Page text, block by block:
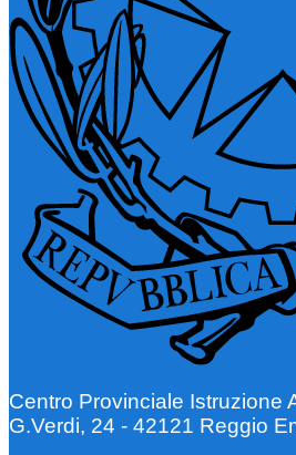
Centro Provinciale Istruzione
G.Verdi, 24 - 42121 Reggio